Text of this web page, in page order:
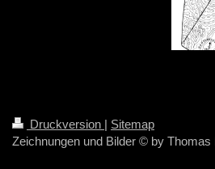
Druckversion | Sitemap
Zeichnungen und Bilder © by